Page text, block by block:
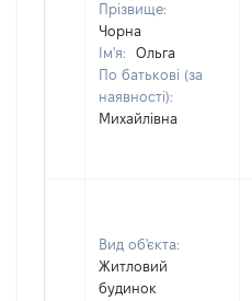
Прізвище:
Чорна
Ім'я:
Ольга
По батькові (за
наявності):
Михайлівна
Вид об'єкта:
Житловий
будинок